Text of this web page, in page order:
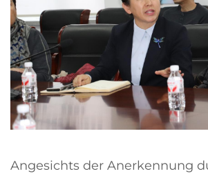
Angesichts der Anerkennung